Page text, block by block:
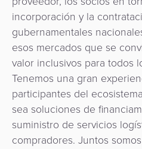
incorporación y la
gubernamentales
esos mercados que se
valor inclusivos para todos
Tenemos una gran
participantes del
sea soluciones de
suministro de servicios
compradores. Juntos